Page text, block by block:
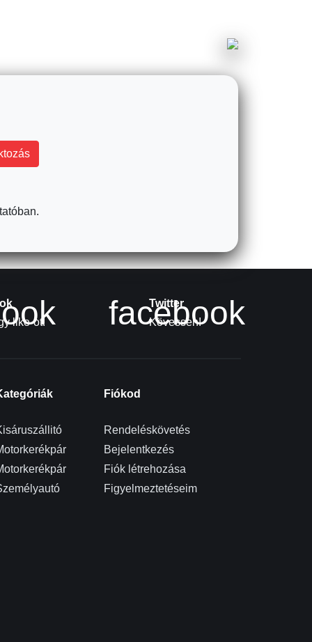
like-ot!
facebook
Twitter
Kövessen!
Fiókod
Rendeléskövetés
Bejelentkezés
Fiók létrehozása
Figyelmeztetéseim